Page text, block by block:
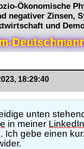
Ökonomische
negativer Zinsen,
und
-Deutschman
18:29:40
unten
in meiner LinkedIn
. Ich gebe einen